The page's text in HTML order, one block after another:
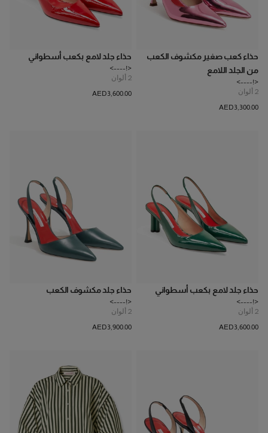
حذاء كعب صغير مكشوف الكعب
من الجلد اللامع
<!---->
2 ألوان
AED‌3,300.00
حذاء جلد لامع بكعب أسطواني
<!---->
2 ألوان
AED‌3,600.00
حذاء جلد لامع بكعب أسطواني
<!---->
2 ألوان
AED‌3,600.00
حذاء جلد مكشوف الكعب
<!---->
2 ألوان
AED‌3,900.00